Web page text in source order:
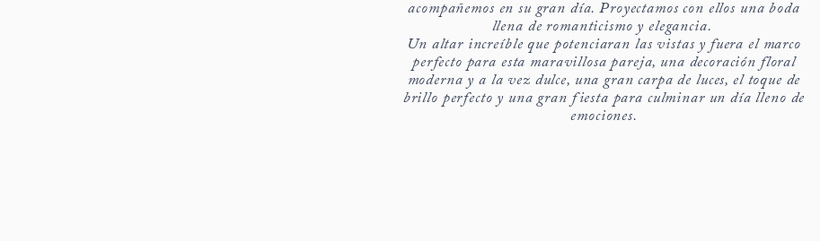
acompañemos en su gran día. Proyectamos con ellos una boda
llena de romanticismo y elegancia.
Un altar increíble que potenciaran las vistas y fuera el marco
perfecto para esta maravillosa pareja, una decoración floral
moderna y a la vez dulce, una gran carpa de luces, el toque de
brillo perfecto y una gran fiesta para culminar un día lleno de
emociones.